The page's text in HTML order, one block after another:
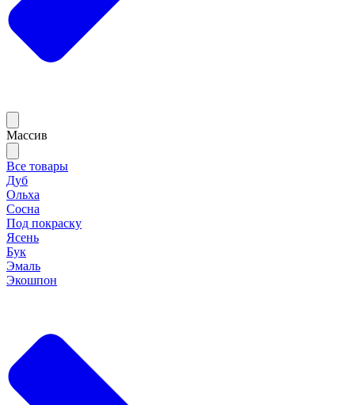
Массив
Все товары
Дуб
Ольха
Сосна
Под покраску
Ясень
Бук
Эмаль
Экошпон